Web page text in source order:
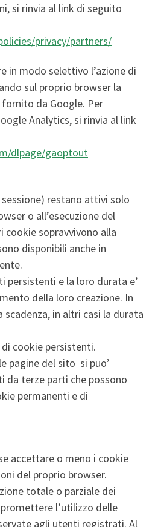
si rinvia al link di seguito
privacy/partners/
in modo selettivo l’azione di
sul proprio browser la
da Google. Per
Analytics, si rinvia al link
dlpage/gaoptout
restano attivi solo
o all’esecuzione del
sopravvivono alla
disponibili anche in
persistenti e la loro durata e’
della loro creazione. In
scadenza, in altri casi la durata
cookie persistenti.
pagine del sito si puo’
da terze parti che possono
permanenti e di
accettare o meno i cookie
del proprio browser.
totale o parziale dei
l’utilizzo delle
agli utenti registrati. Al